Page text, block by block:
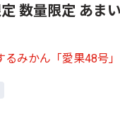
数量限定 あま
みかん「愛果48号」